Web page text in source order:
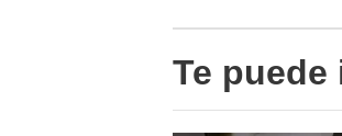
Te puede